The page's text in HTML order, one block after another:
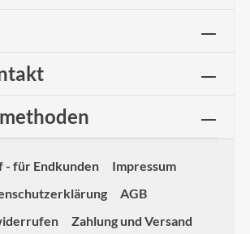
für Endkunden
Impressum
AGB
Zahlung und Versand